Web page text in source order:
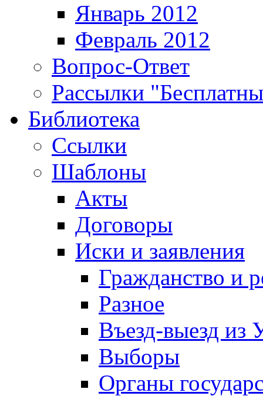
Январь 2012
Февраль 2012
Вопрос-Ответ
Рассылки
Библиотека
Ссылки
Шаблоны
Акты
Договоры
Иски и заявления
Гражданство и
Разное
Въезд-выезд из
Выборы
Органы